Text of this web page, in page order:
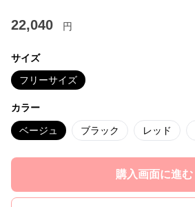
22,040 円
サイズ
フリーサイズ
カラー
ベージュ ブラック レッド
購入画面に進む